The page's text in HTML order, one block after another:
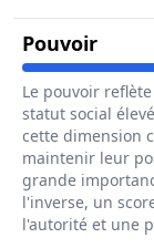
PouvoirPour
Le pouvoir
statut social
cette dimension
maintenir leur
grande
l'inverse, un
l'autorité et une